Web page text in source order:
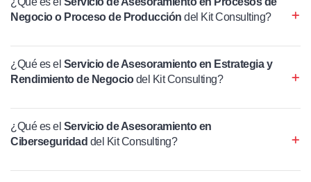
Negocio o Proceso de Producción del Kit Consulting?
¿Qué es el Servicio de Asesoramiento en Estrategia y
Rendimiento de Negociodel Kit Consulting?
¿Qué es el Servicio de Asesoramiento en
Ciberseguridad del Kit Consulting?